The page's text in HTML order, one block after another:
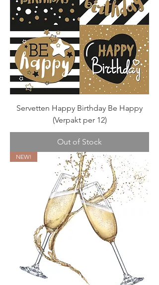
Servetten Happy Birthday Be Happy
(Verpakt per 12)
Out of Stock
NEW!